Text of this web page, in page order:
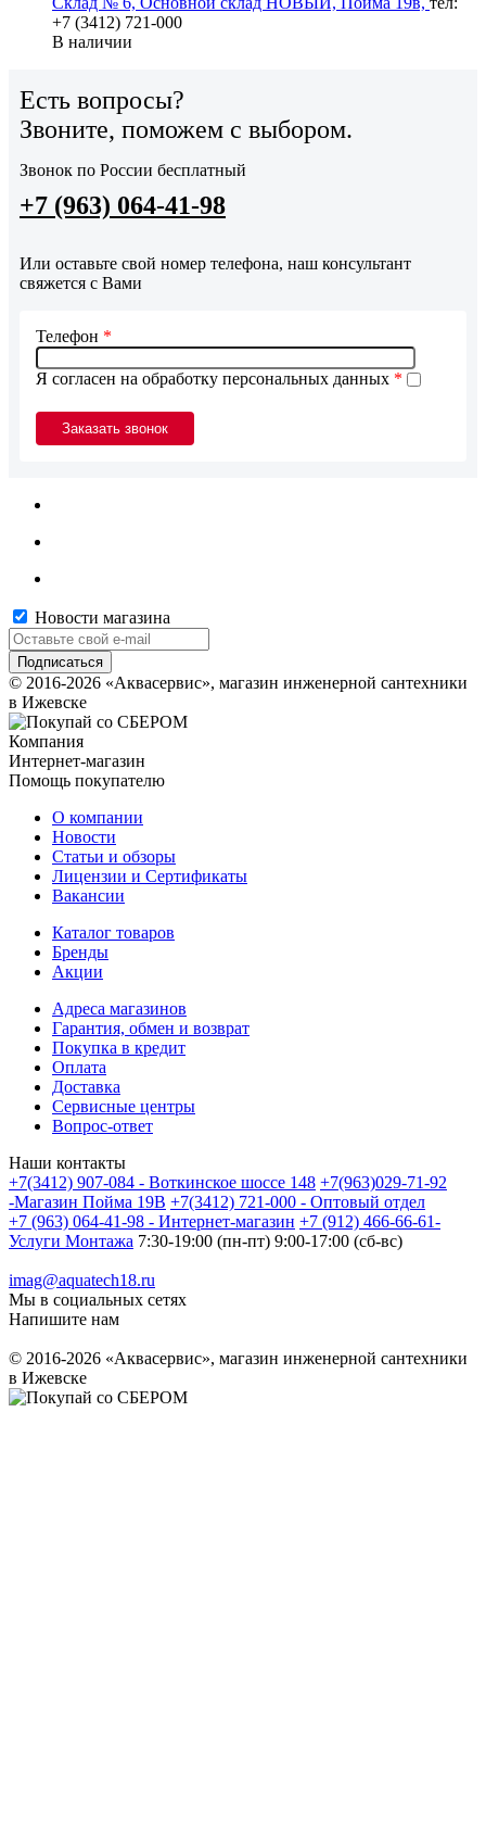
+7 (3412) 721-000
В наличии
Есть вопросы?
Звоните, поможем с выбором.
Звонок по России бесплатный
+7 (963) 064-41-98
Или оставьте свой номер телефона, наш консультант
свяжется с Вами
Я согласен на обработку персональных данных *
Телефон *
Новости магазина
© 2016-2026 «Аквасервис», магазин инженерной сантехники
в Ижевске
Компания
Интернет-магазин
Помощь покупателю
О компании
Новости
Статьи и обзоры
Лицензии и Сертификаты
Вакансии
Каталог товаров
Бренды
Акции
Адреса магазинов
Гарантия, обмен и возврат
Покупка в кредит
Оплата
Доставка
Сервисные центры
Вопрос-ответ
Наши контакты
+7(3412) 907-084 - Воткинское шоссе 148 +7(963)029-71-92
-Магазин Пойма 19В +7(3412) 721-000 - Оптовый отдел
+7 (963) 064-41-98 - Интернет-магазин +7 (912) 466-66-61-
Услуги Монтажа 7:30-19:00 (пн-пт) 9:00-17:00 (сб-вс)
imag@aquatech18.ru
Мы в социальных сетях
Напишите нам
© 2016-2026 «Аквасервис», магазин инженерной сантехники
в Ижевске